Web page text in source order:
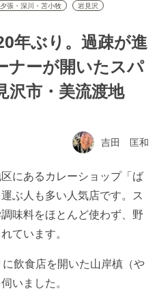
張・深川・苫小牧
岩見沢
年ぶり。過疎が進
ナーが開いたスパ
沢市・美流渡地
吉田 匡和
にあるカレーショップ「ば
ぶ人も多い人気店です。ス
味料をほとんど使わず、野
ています。
飲食店を開いた山岸槙（や
いました。